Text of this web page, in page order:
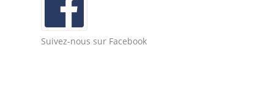
Suivez-nous sur Facebook